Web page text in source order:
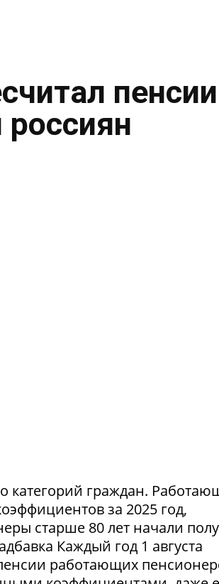
пенсии
категорий граждан.
за 2025 год,
старше 80 лет начали
Каждый год 1 августа
работающих